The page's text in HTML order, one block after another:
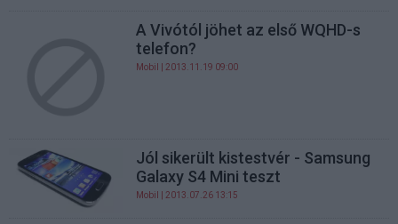
A Vivótól jöhet az első WQHD-s
telefon?
Mobil | 2013.11.19 09:00
Jól sikerült kistestvér - Samsung
Galaxy S4 Mini teszt
Mobil | 2013.07.26 13:15